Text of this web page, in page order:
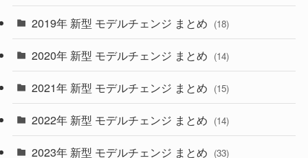
(30)
(27)
(10)
(35)
(10)
(9)
(22)
2019年 新型 モデルチェンジ まとめ (18)
2020年 新型 モデルチェンジ まとめ (14)
2021年 新型 モデルチェンジ まとめ (15)
2022年 新型 モデルチェンジ まとめ (14)
2023年 新型 モデルチェンジ まとめ (33)